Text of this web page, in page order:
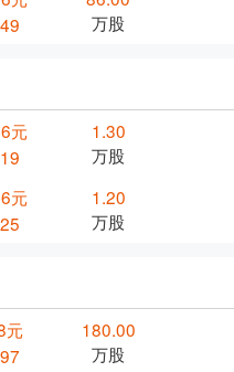
万股
元
1.30
万股
元
1.20
万股
元
180.00
万股